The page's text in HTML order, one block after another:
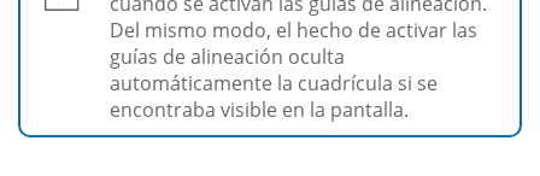
Del mismo modo, el hecho de activar las
guías de alineación oculta
automáticamente la cuadrícula si se
encontraba visible en la pantalla.